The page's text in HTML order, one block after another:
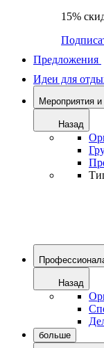
15%
Предложения
Идеи для
Мероприятия и
Назад
Назад
больше